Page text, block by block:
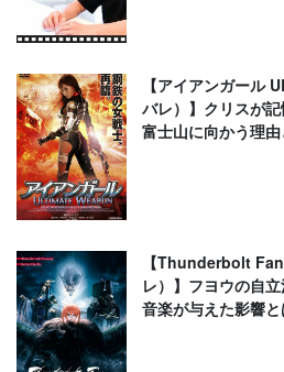
【アイアンガール
バレ）】クリスが
富士山に向かう理由
【Thunderbolt
レ）】フヨウの自
音楽が与えた影響